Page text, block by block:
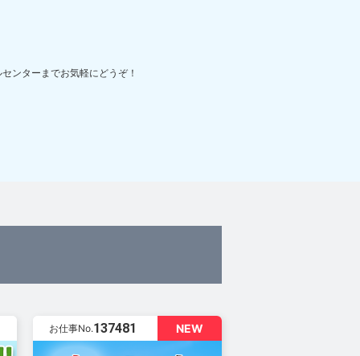
ンターまでお気軽にどうぞ！
NEW
お仕事No.137481